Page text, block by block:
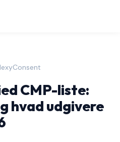
CMP-liste:
hvad udgivere